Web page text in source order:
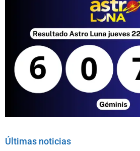
Últimas noticias